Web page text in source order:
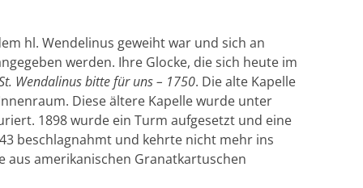
hl. Wendelinus geweiht war und sich an
werden. Ihre Glocke, die sich heute im
Wendalinus bitte für uns – 1750. Die alte Kapelle
Diese ältere Kapelle wurde unter
1898 wurde ein Turm aufgesetzt und eine
beschlagnahmt und kehrte nicht mehr ins
aus amerikanischen Granatkartuschen